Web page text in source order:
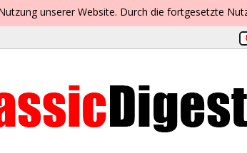
unserer Website. Durch die fortgesetzte